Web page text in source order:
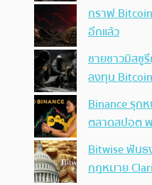
กราฟ
อีกแล้ว
ชายชาวมิสซู
ลงทุน
Binance รุก
ตลาดสปอต
Bitwise ฟันธ
กฎหมาย